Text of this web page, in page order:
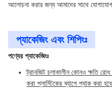
আলোচনা করার জন্য আমাদের সাথে
প্যাকেজিং এবং শিপিংঃ
পণ্যের প্যাকেজিংঃ
ট্রানজিট চলাকালীন কোনও ক্ষতি
করা প্লাস্টিকের ব্যাগে প্যাক করা